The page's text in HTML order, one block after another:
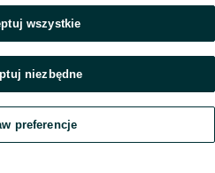
Dodaj Czat Konto
wszystkie
niezbędne
preferencje